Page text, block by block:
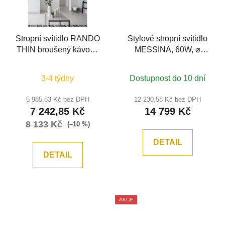
Stropní svítidlo RANDO
THIN broušený kávově
stmívatelné - NOVA
3-4 týdny
5 985,83 Kč bez DPH
7 242,85 Kč
8 133 Kč (–10 %)
DETAIL
Stylové stropní svítidlo
MESSINA, 60W, ⌀
Dostupnost do 10 dní
12 230,58 Kč bez DPH
14 799 Kč
DETAIL
AKCE